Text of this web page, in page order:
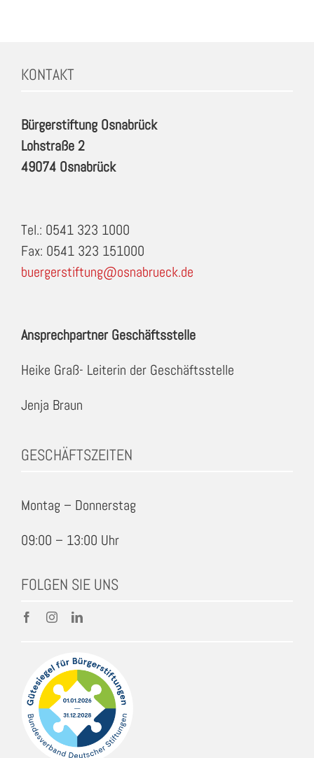
KONTAKT
Bürgerstiftung Osnabrück
Lohstraße 2
49074 Osnabrück
Tel.: 0541 323 1000
Fax: 0541 323 151000
buergerstiftung@osnabrueck.de
Ansprechpartner Geschäftsstelle
Heike Graß- Leiterin der Geschäftsstelle
Jenja Braun
GESCHÄFTSZEITEN
Montag – Donnerstag
09:00 – 13:00 Uhr
FOLGEN SIE UNS